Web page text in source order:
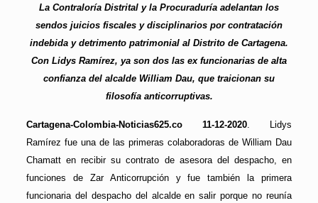
La Contraloría Distrital y la Procuraduría adelantan los
sendos juicios fiscales y disciplinarios por contratación
indebida y detrimento patrimonial al Distrito de Cartagena.
Con Lidys Ramírez, ya son dos las ex funcionarias de alta
confianza del alcalde William Dau, que traicionan su
filosofía anticorruptivas.
Cartagena-Colombia-Noticias625.co 11-12-2020 . Lidys
Ramírez fue una de las primeras colaboradoras de William Dau
Chamatt en recibir su contrato de asesora del despacho, en
funciones de Zar Anticorrupción y fue también la primera
funcionaria del despacho del alcalde en salir porque no reunía